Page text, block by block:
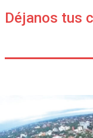
Déjanos tus